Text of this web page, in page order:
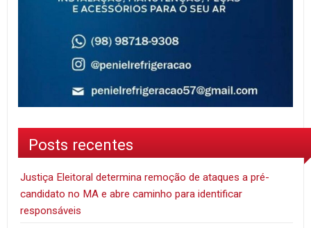
Posts recentes
Justiça Eleitoral determina remoção de ataques a pré-
candidato no MA e abre caminho para identificar
responsáveis